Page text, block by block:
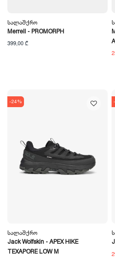
Სალაშქრო
Merrell - PROMORPH
399,00 ₾
-24%
Სალაშქრო
Jack Wolfskin - APEX HIKE
TEXAPORE LOW M